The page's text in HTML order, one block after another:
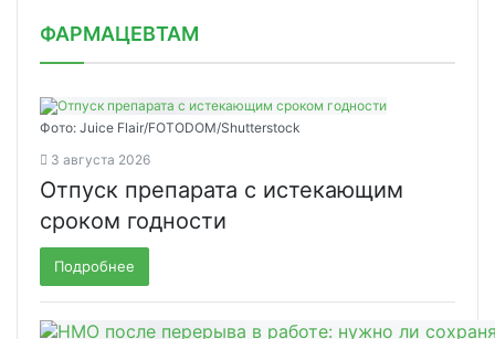
ФАРМАЦЕВТАМ
Фото: Juice Flair/FOTODOM/Shutterstoсk
3 августа 2026
Отпуск препарата с истекающим
сроком годности
Подробнее